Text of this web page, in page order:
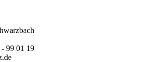
99 01 19